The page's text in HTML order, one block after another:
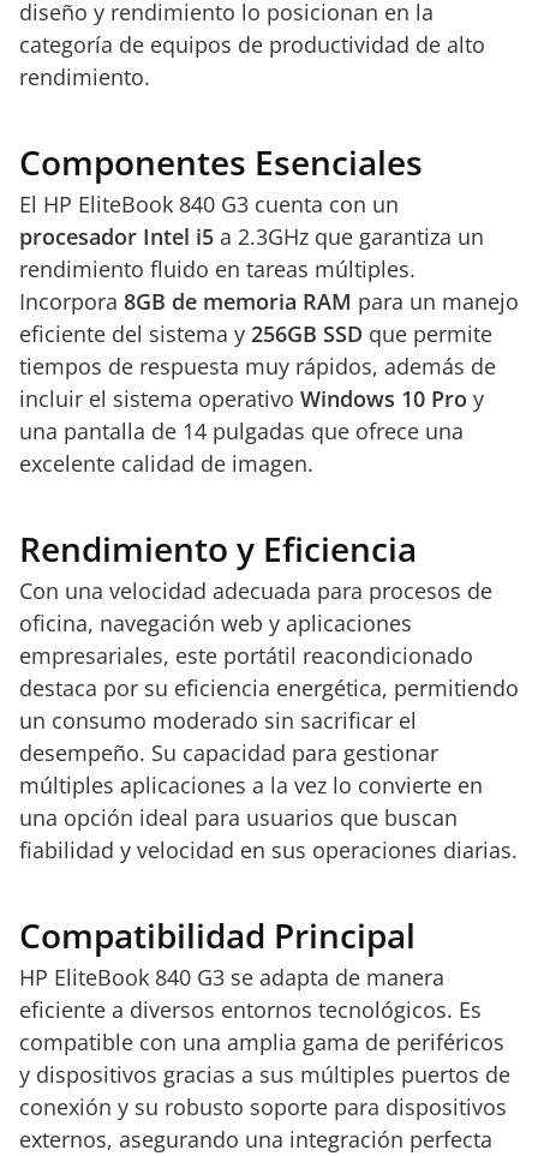
diseño y rendimiento lo posicionan en la
categoría de equipos de productividad de alto
rendimiento.
Componentes Esenciales
El HP EliteBook 840 G3 cuenta con un
procesador Intel i5 a 2.3GHz que garantiza un
rendimiento fluido en tareas múltiples.
Incorpora 8GB de memoria RAM para un manejo
eficiente del sistema y 256GB SSD que permite
tiempos de respuesta muy rápidos, además de
incluir el sistema operativo Windows 10 Pro y
una pantalla de 14 pulgadas que ofrece una
excelente calidad de imagen.
Rendimiento y Eficiencia
Con una velocidad adecuada para procesos de
oficina, navegación web y aplicaciones
empresariales, este portátil reacondicionado
destaca por su eficiencia energética, permitiendo
un consumo moderado sin sacrificar el
desempeño. Su capacidad para gestionar
múltiples aplicaciones a la vez lo convierte en
una opción ideal para usuarios que buscan
fiabilidad y velocidad en sus operaciones diarias.
Compatibilidad Principal
HP EliteBook 840 G3 se adapta de manera
eficiente a diversos entornos tecnológicos. Es
compatible con una amplia gama de periféricos
y dispositivos gracias a sus múltiples puertos de
conexión y su robusto soporte para dispositivos
externos, asegurando una integración perfecta